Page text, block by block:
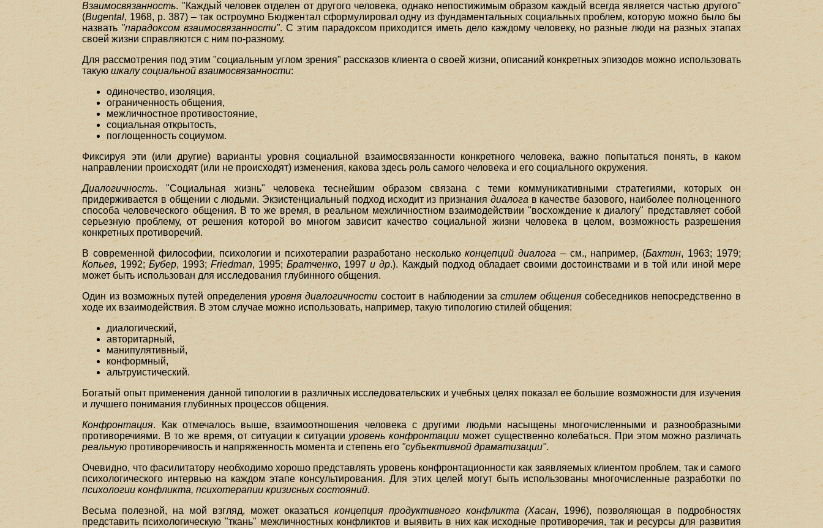
Взаимосвязанность. "Каждый человек отделен от другого человека, однако непостижимым образом каждый всегда является частью другого"
(Bugental, 1968, р. 387) – так остроумно Бюджентал сформулировал одну из фундаментальных социальных проблем, которую можно было бы
назвать "парадоксом взаимосвязанности". С этим парадоксом приходится иметь дело каждому человеку, но разные люди на разных этапах
своей жизни справляются с ним по-разному.
Для рассмотрения под этим "социальным углом зрения" рассказов клиента о своей жизни, описаний конкретных эпизодов можно использовать
такуюшкалу социальной взаимосвязанности:
одиночество, изоляция,
ограниченность общения,
межличностное противостояние,
социальная открытость,
поглощенность социумом.
Фиксируя эти (или другие) варианты уровня социальной взаимосвязанности конкретного человека, важно попытаться понять, в каком
направлении происходят (или не происходят) изменения, какова здесь роль самого человека и его социального окружения.
Диалогичность. "Социальная жизнь" человека теснейшим образом связана с теми коммуникативными стратегиями, которых он
придерживается в общении с людьми. Экзистенциальный подход исходит из признаниядиалогав качестве базового, наиболее полноценного
способа человеческого общения. В то же время, в реальном межличностном взаимодействии "восхождение к диалогу" представляет собой
серьезную проблему, от решения которой во многом зависит качество социальной жизни человека в целом, возможность разрешения
конкретных противоречий.
В современной философии, психологии и психотерапии разработано несколькоконцепций диалога– см., например, (Бахтин, 1963; 1979;
Копьев, 1992; Бубер, 1993; Friedman, 1995;Братченко, 1997и др.). Каждый подход обладает своими достоинствами и в той или иной мере
может быть использован для исследования глубинного общения.
Один из возможных путей определения уровня диалогичности состоит в наблюдении застилем общениясобеседников непосредственно в
ходе их взаимодействия. В этом случае можно использовать, например, такую типологию стилей общения:
диалогический,
авторитарный,
манипулятивный,
конформный,
альтруистический.
Богатый опыт применения данной типологии в различных исследовательских и учебных целях показал ее большие возможности для изучения
и лучшего понимания глубинных процессов общения.
Конфронтация. Как отмечалось выше, взаимоотношения человека с другими людьми насыщены многочисленными и разнообразными
противоречиями. В то же время, от ситуации к ситуации уровень конфронтацииможет существенно колебаться. При этом можно различать
реальную противоречивость и напряженность момента и степень его "субъективной драматизации".
Очевидно, что фасилитатору необходимо хорошо представлять уровень конфронтационности как заявляемых клиентом проблем, так и самого
психологического интервью на каждом этапе консультирования. Для этих целей могут быть использованы многочисленные разработки по
психологии конфликта, психотерапии кризисных состояний.
Весьма полезной, на мой взгляд, может оказаться концепция продуктивного конфликта (Хасан, 1996), позволяющая в подробностях
представить психологическую "ткань" межличностных конфликтов и выявить в них как исходные противоречия, так и ресурсы для развития